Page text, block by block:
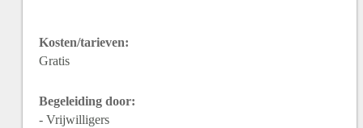
Kosten/tarieven:
Gratis
Begeleiding door:
- Vrijwilligers